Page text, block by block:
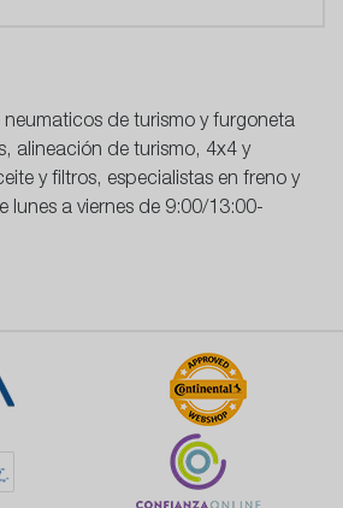
de turismo y furgoneta
alineación de turismo, 4x4 y
y filtros, especialistas en freno y
lunes a viernes de 9:00/13:00-